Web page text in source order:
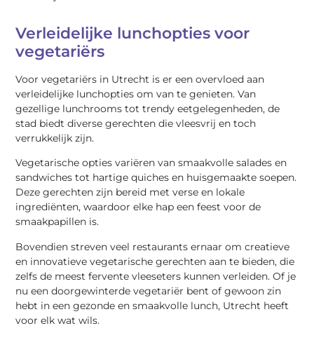
Verleidelijke lunchopties voor
vegetariërs
Voor vegetariërs in Utrecht is er een overvloed aan
verleidelijke lunchopties om van te genieten. Van
gezellige lunchrooms tot trendy eetgelegenheden, de
stad biedt diverse gerechten die vleesvrij en toch
verrukkelijk zijn.
Vegetarische opties variëren van smaakvolle salades en
sandwiches tot hartige quiches en huisgemaakte soepen.
Deze gerechten zijn bereid met verse en lokale
ingrediënten, waardoor elke hap een feest voor de
smaakpapillen is.
Bovendien streven veel restaurants ernaar om creatieve
en innovatieve vegetarische gerechten aan te bieden, die
zelfs de meest fervente vleeseters kunnen verleiden. Of je
nu een doorgewinterde vegetariër bent of gewoon zin
hebt in een gezonde en smaakvolle lunch, Utrecht heeft
voor elk wat wils.